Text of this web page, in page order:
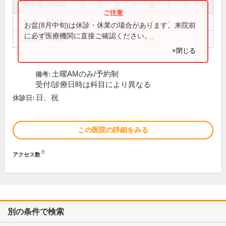
祝
8:30～12:30 ● ● ● ● ●
14:00～17:30 ● ● ● ●
お盆(8月中旬)は休診・休業の場合があります。来院前
に必ず医療機関に直接ご確認ください。
×閉じる
備考: 土曜AMのみ/予約制
受付/診療日時は科目により異なる
休診日: 日、祝
この医院の詳細をみる
アクセス数※
別の条件で検索